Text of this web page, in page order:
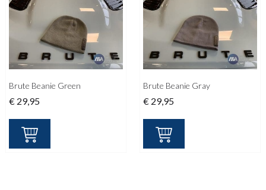
Brute Beanie Green
€ 29,95
Brute Beanie Gray
€ 29,95